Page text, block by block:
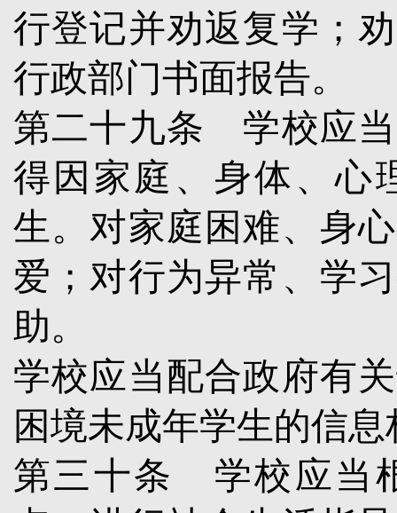
行登记并劝返复学；
行政部门书面报告。
第二十九条 学校应当
得因家庭、身体、心
生。对家庭困难、身
爱；对行为异常、学
助。
学校应当配合政府有
困境未成年学生的信
第三十条
学校应当